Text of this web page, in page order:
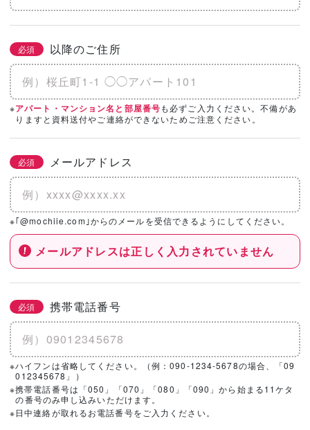
防音
そのほかのこだわりを見る
3/3
必須 「カタログ請求」「相談・見学」したい会
社を選択！
基本情報とこだわりの条件を設定いただくと、
こちらのエリアにハウスメーカー・工務店が表示されます。
必須 以降のご住所
※アパート・マンション名と部屋番号も必ずご入力ください。不備があ
りますと資料送付やご連絡ができないためご注意ください。
必須 メールアドレス
※｢@mochiie.com｣からのメールを受信できるようにしてください。
メールアドレスは正しく入力されていません
必須 携帯電話番号
※ハイフンは省略してください。（例：090-1234-5678の場合、「09
012345678」）
※携帯電話番号は「050」「070」「080」「090」から始まる11ケタ
の番号のみ申し込みいただけます。
※日中連絡が取れるお電話番号をご入力ください。